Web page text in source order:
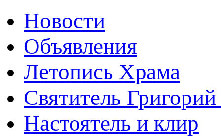
Новости
Объявления
Летопись Храма
Святитель
Настоятель и клир